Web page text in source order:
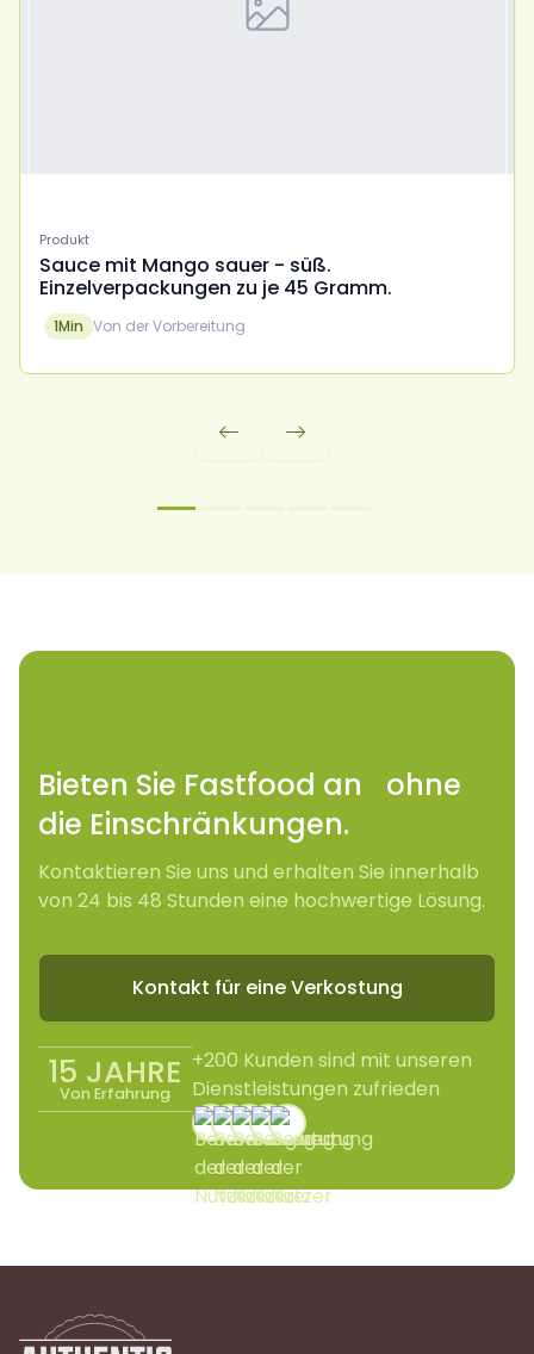
Produkt
Sauce mit Mango sauer - süß.
Einzelverpackungen zu je 45 Gramm.
1Min Von der Vorbereitung
 
Bieten Sie Fastfood an ohne
die Einschränkungen.
Kontaktieren Sie uns und erhalten Sie innerhalb
von 24 bis 48 Stunden eine hochwertige Lösung.
Kontakt für eine Verkostung
15 JAHRE
Von Erfahrung
+200 Kunden sind mit unseren
Dienstleistungen zufrieden